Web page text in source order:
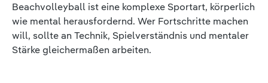
Beachvolleyball ist eine komplexe Sportart, körperlich
wie mental herausfordernd. Wer Fortschritte machen
will, sollte an Technik, Spielverständnis und mentaler
Stärke gleichermaßen arbeiten.